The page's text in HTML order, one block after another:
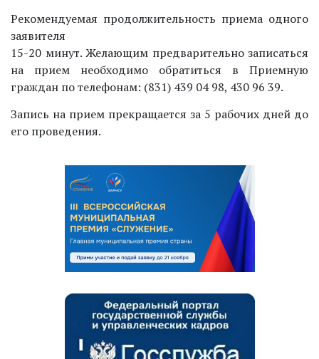
Рекомендуемая продолжительность приема одного
заявителя
15-20 минут. Желающим предварительно записаться
на прием необходимо обратиться в Приемную
граждан по телефонам: (831) 439 04 98, 430 96 39.
Запись на прием прекращается за 5 рабочих дней до
его проведения.